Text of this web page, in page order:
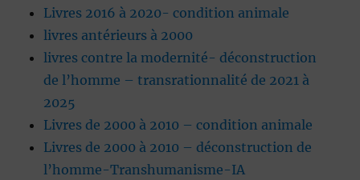
Livres 2016 à 2020- condition animale
livres antérieurs à 2000
livres contre la modernité- déconstruction
de l’homme – transrationnalité de 2021 à
2025
Livres de 2000 à 2010 – condition animale
Livres de 2000 à 2010 – déconstruction de
l’homme-Transhumanisme-IA